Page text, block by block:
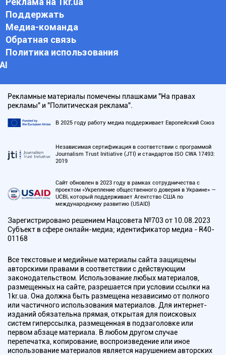
Поддержать
Медиа-команда
Обратная связь
Политика использования
АI
Рекламные материалы помечены плашками "На правах
рекламы" и "Политическая реклама".
В 2025 году работу медиа поддерживает Европейский Союз
Независимая сертификация в соответствии с программой
Journalism Trust Initiative (JTI) и стандартов ISO CWA 17493:
2019
Сайт обновлен в 2023 году в рамках сотрудничества с
проектом «Укрепление общественного доверия в Украине» —
UCBI, который поддерживает Агентство США по
международному развитию (USAID)
Зарегистрировано решением Нацсовета №703 от 10.08.2023
Субъект в сфере онлайн-медиа; идентификатор медиа - R40-
01168
Все текстовые и медийные материалы сайта защищены
авторскими правами в соответствии с действующим
законодательством. Использование любых материалов,
размещенных на сайте, разрешается при условии ссылки на
1kr.ua. Она должна быть размещена независимо от полного
или частичного использования материалов. Для интернет-
изданий обязательна прямая, открытая для поисковых
систем гиперссылка, размещенная в подзаголовке или
первом абзаце материала. В любом другом случае
перепечатка, копирование, воспроизведение или иное
использование материалов является нарушением авторских